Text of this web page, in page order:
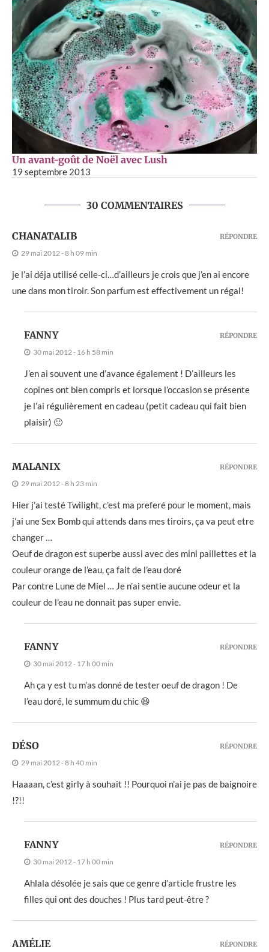
Un avant-goût de Noël avec Lush
19 septembre 2013
30 COMMENTAIRES
CHANATALIB
29 mai 2012 - 8 h 09 min
je l’ai déja utilisé celle-ci…d’ailleurs je crois que j’en ai encore
une dans mon tiroir. Son parfum est effectivement un régal!
RÉPONDRE
FANNY
30 mai 2012 - 16 h 58 min
J’en ai souvent une d’avance également ! D’ailleurs les
copines ont bien compris et lorsque l’occasion se présente
je l’ai régulièrement en cadeau (petit cadeau qui fait bien
plaisir) 🙂
RÉPONDRE
MALANIX
29 mai 2012 - 8 h 23 min
Hier j’ai testé Twilight, c’est ma preferé pour le moment, mais
j’ai une Sex Bomb qui attends dans mes tiroirs, ça va peut etre
changer …
Oeuf de dragon est superbe aussi avec des mini paillettes et la
couleur orange de l’eau, ça fait de l’eau doré
Par contre Lune de Miel … Je n’ai sentie aucune odeur et la
couleur de l’eau ne donnait pas super envie.
RÉPONDRE
FANNY
30 mai 2012 - 17 h 00 min
Ah ça y est tu m’as donné de tester oeuf de dragon ! De
l’eau doré, le summum du chic 😆
RÉPONDRE
DÉSO
29 mai 2012 - 8 h 40 min
Haaaan, c’est girly à souhait !! Pourquoi n’ai je pas de baignoire
!?!!
RÉPONDRE
FANNY
30 mai 2012 - 17 h 00 min
Ahlala désolée je sais que ce genre d’article frustre les
filles qui ont des douches ! Plus tard peut-être ?
RÉPONDRE
AMÉLIE RÉPONDRE